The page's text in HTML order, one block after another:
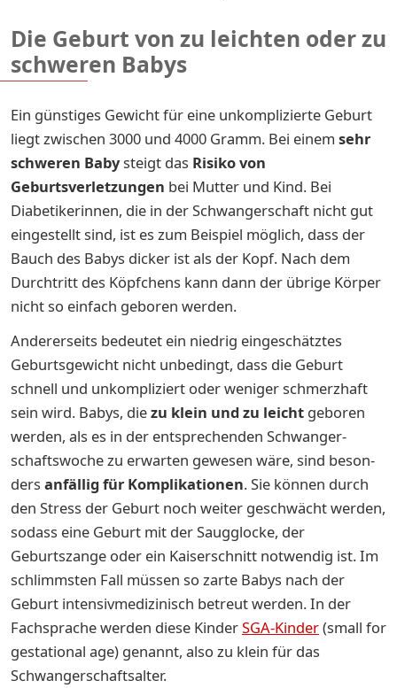
Die Geburt von zu leichten oder zu
schweren Babys
Ein günstiges Gewicht für eine unkomplizierte Geburt
liegt zwischen 3000 und 4000 Gramm. Bei einem sehr
schweren Babysteigt das Risiko von
Geburtsverletzungen bei Mutter und Kind. Bei
Diabetikerinnen, die in der Schwangerschaft nicht gut
eingestellt sind, ist es zum Beispiel möglich, dass der
Bauch des Babys dicker ist als der Kopf. Nach dem
Durchtritt des Köpfchens kann dann der übrige Körper
nicht so einfach geboren werden.
Andererseits bedeutet ein niedrig eingeschätztes
Geburtsgewicht nicht unbedingt, dass die Geburt
schnell und unkompliziert oder weniger schmerzhaft
sein wird. Ba­bys, diezu klein und zu leicht ge­bo­ren
werden, als es in der ent­spre­chen­den Schwan­ger­
schafts­wo­che zu er­war­ten ge­we­sen wäre, sind be­son­
ders an­fäl­lig für Kom­pli­ka­tio­nen. Sie können durch
den Stress der Ge­burt noch weiter geschwächt werden,
sodass eine Ge­burt mit der Saugglocke, der
Geburtszange oder ein Kai­ser­schnitt notwendig ist. Im
schlimmsten Fall müssen so zarte Babys nach der
Geburt intensivmedizinisch betreut werden. In der
Fachsprache werden diese KinderSGA-Kinder(small for
gestational age) genannt, also zu klein für das
Schwangerschaftsalter.